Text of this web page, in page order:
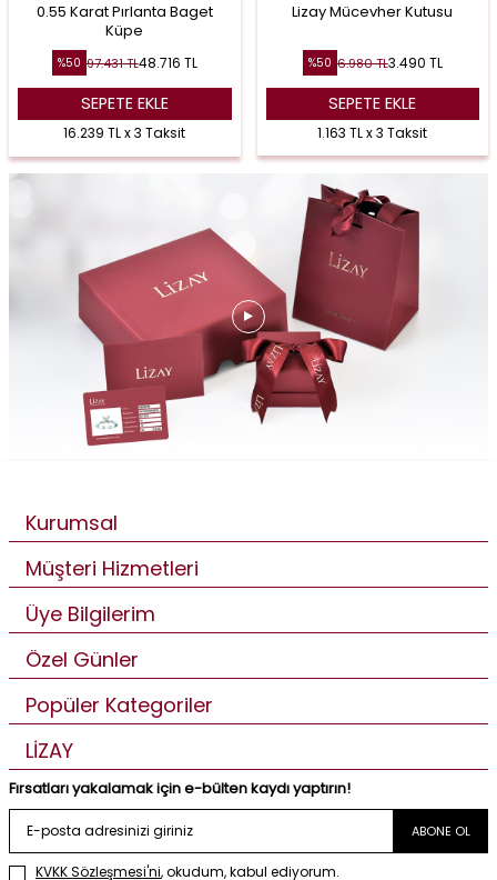
0.55 Karat Pırlanta Baget
Küpe
%50 97.431TL48.716 TL
SEPETE EKLE
16.239 TL x 3 Taksit
Lizay Mücevher Kutusu
%50 6.980TL3.490 TL
SEPETE EKLE
1.163 TL x 3 Taksit
Kurumsal
Müşteri Hizmetleri
Üye Bilgilerim
Özel Günler
Popüler Kategoriler
LİZAY
Fırsatları yakalamak için e-bülten kaydı yaptırın!
ABONE OL
KVKK Sözleşmesi'ni, okudum, kabul ediyorum.